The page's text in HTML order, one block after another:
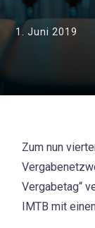
1. Juni 2019
Zum nun
Vergabetag“
IMTB mit